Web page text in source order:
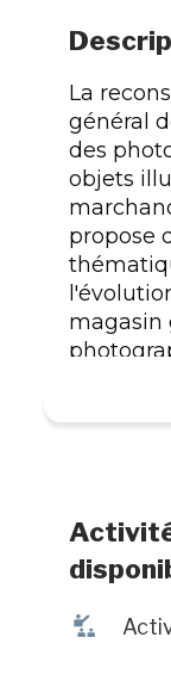
La
général
des
objets
propose
magasin
anglaise
: 45
î